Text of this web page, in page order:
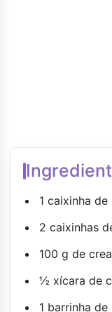
1 caixinha
2 caixinhas
100 g de
½ xícara de
1 barrinha